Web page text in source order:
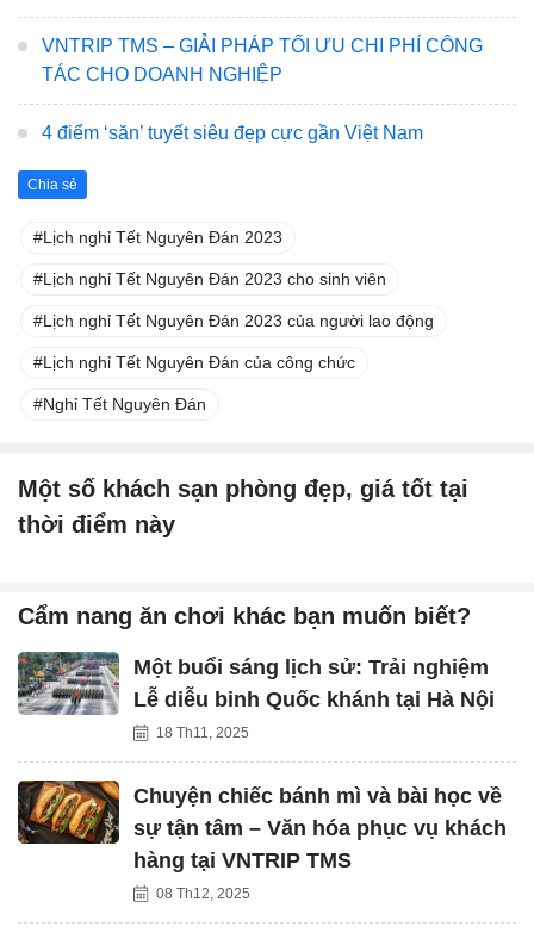
VNTRIP TMS – GIẢI PHÁP TỐI ƯU CHI PHÍ CÔNG
TÁC CHO DOANH NGHIỆP
4 điểm ‘săn’ tuyết siêu đẹp cực gần Việt Nam
Chia sẻ
Lịch nghỉ Tết Nguyên Đán 2023
Lịch nghỉ Tết Nguyên Đán 2023 cho sinh viên
Lịch nghỉ Tết Nguyên Đán 2023 của người lao động
Lịch nghỉ Tết Nguyên Đán của công chức
Nghỉ Tết Nguyên Đán
Một số khách sạn phòng đẹp, giá tốt tại
thời điểm này
Cẩm nang ăn chơi khác bạn muốn biết?
Một buổi sáng lịch sử: Trải nghiệm
Lễ diễu binh Quốc khánh tại Hà Nội
18 Th11, 2025
Chuyện chiếc bánh mì và bài học về
sự tận tâm – Văn hóa phục vụ khách
hàng tại VNTRIP TMS
08 Th12, 2025